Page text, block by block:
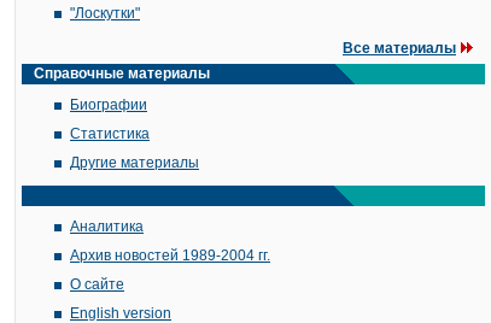
"Лоскутки"
Все материалы
Справочные материалы
Биографии
Статистика
Другие материалы
Аналитика
Архив новостей 1989-2004 гг.
О сайте
English version